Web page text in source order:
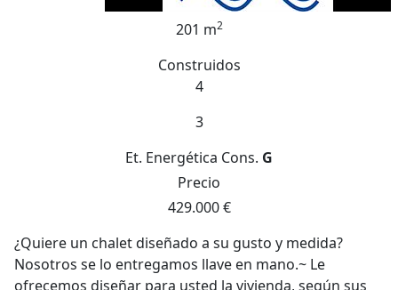
201 m2
Construidos
4
3
Et. Energética Cons. G
Precio
429.000 €
¿Quiere un chalet diseñado a su gusto y medida?
Nosotros se lo entregamos llave en mano.~ Le
ofrecemos diseñar para usted la vivienda, según sus